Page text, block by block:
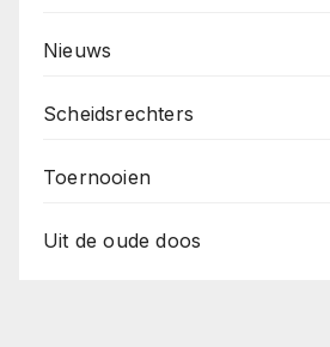
Nieuws
Scheidsrechters
Toernooien
Uit de oude doos